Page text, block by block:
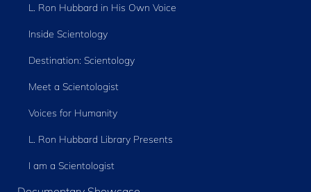
L. Ron Hubbard in His Own Voice
Inside Scientology
Destination: Scientology
Meet a Scientologist
Voices for Humanity
L. Ron Hubbard Library Presents
I am a Scientologist